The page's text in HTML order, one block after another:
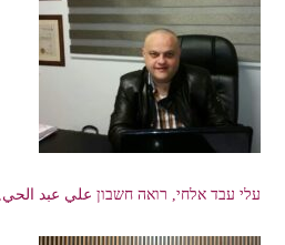
עלי עבד אלחי, רואה חשבון علي عبد